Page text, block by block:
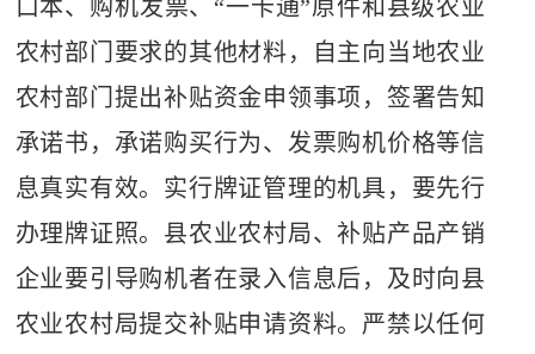
口本、购机发票、“一卡通”原件和县级农业
农村部门要求的其他材料，自主向当地农业
农村部门提出补贴资金申领事项，签署告知
承诺书，承诺购买行为、发票购机价格等信
息真实有效。实行牌证管理的机具，要先行
办理牌证照。县农业农村局、补贴产品产销
企业要引导购机者在录入信息后，及时向县
农业农村局提交补贴申请资料。严禁以任何